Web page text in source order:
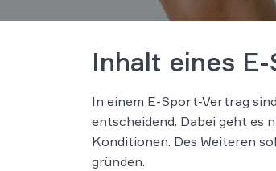
Inhalt eines
In einem E-Sport-Vertrag
entscheidend. Dabei geht es
Konditionen. Des Weiteren
gründen.